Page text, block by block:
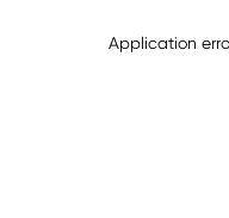
Application